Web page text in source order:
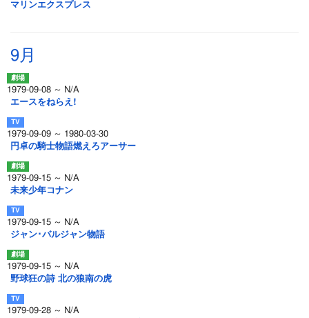
マリンエクスプレス
9月
1979-09-08 ～ N/A
エースをねらえ!
1979-09-09 ～ 1980-03-30
円卓の騎士物語燃えろアーサー
1979-09-15 ～ N/A
未来少年コナン
1979-09-15 ～ N/A
ジャン･バルジャン物語
1979-09-15 ～ N/A
野球狂の詩 北の狼南の虎
1979-09-28 ～ N/A